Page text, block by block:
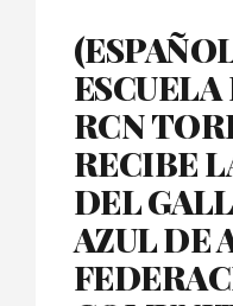
RCN
RECIBE
DEL
AZUL DE